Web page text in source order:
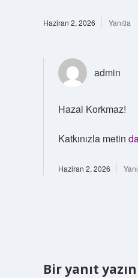
Haziran 2, 2026 Yanıtla
admin
Hazal Korkmaz!
Katkınızla metin
Haziran 2, 2026
Bir yanıt yazın